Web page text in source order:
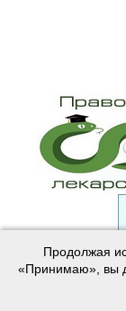
Продолжая
«Принимаю», вы